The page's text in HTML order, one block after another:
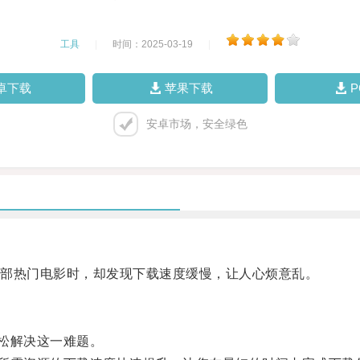
工具 时间：2025-03-19
下载 苹果下载
安卓市场，安全绿色
门电影时，却发现下载速度缓慢，让人心烦意乱。
决这一难题。